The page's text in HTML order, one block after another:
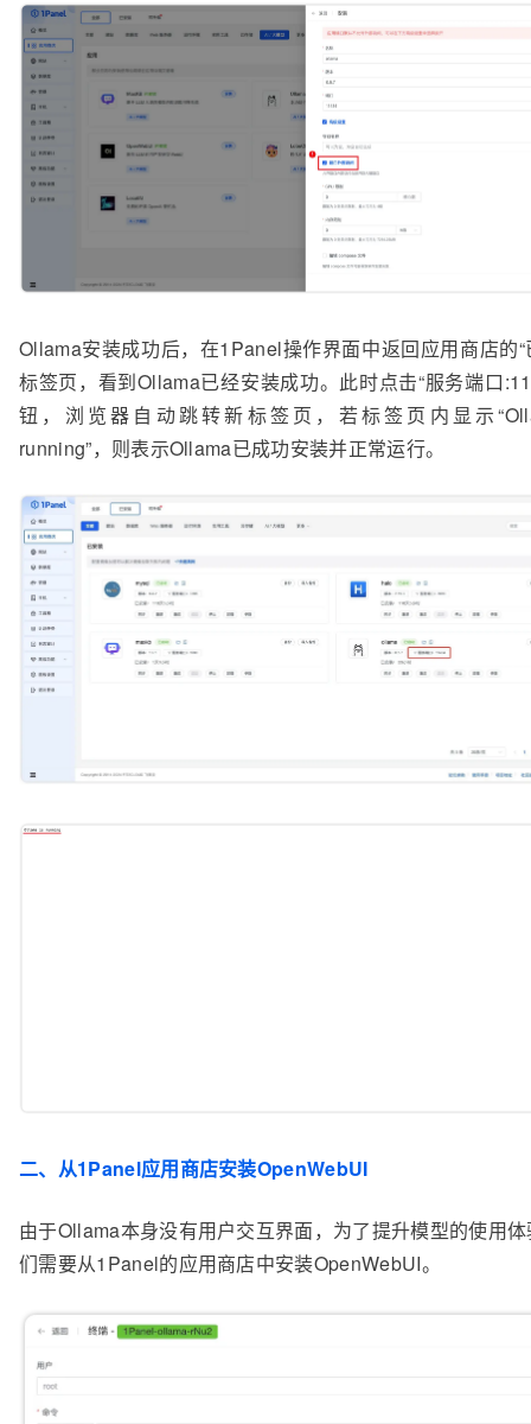
Ollama安装成功后，在1Panel操作界面中返回应用商店的“
标签页，看到Ollama已经安装成功。此时点击“服务端口
钮，浏览器自动跳转新标签页，若标签页内显示
running”，则表示Ollama已成功安装并正常运行。
二、从1Panel应用商店安装OpenWebUI
由于Ollama本身没有用户交互界面，为了提升模型的使用
们需要从1Panel的应用商店中安装OpenWebUI。